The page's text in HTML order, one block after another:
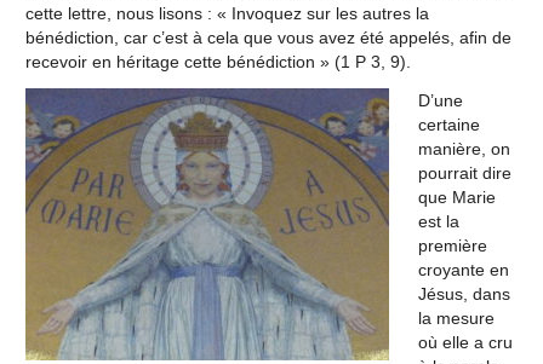
cette lettre, nous lisons : « Invoquez sur les autres la
bénédiction, car c’est à cela que vous avez été appelés, afin de
recevoir en héritage cette bénédiction » (1 P 3, 9).
D’une
certaine
manière, on
pourrait dire
que Marie
est la
première
croyante en
Jésus, dans
la mesure
où elle a cru